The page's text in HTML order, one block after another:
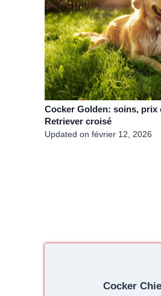
Cocker Golden: soins, prix
Retriever croisé
Updated on février 12, 2026
Cocker